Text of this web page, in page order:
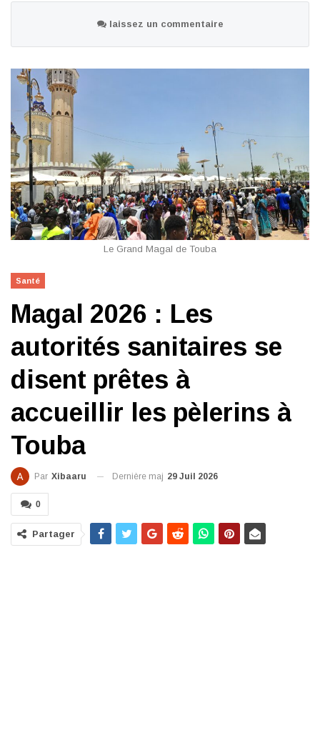
laissez un commentaire
Le Grand Magal de Touba
Santé
Magal 2026 : Les
autorités sanitaires se
disent prêtes à
accueillir les pèlerins à
Touba
Par Xibaaru Dernière maj 29 Juil 2026
0
Partager